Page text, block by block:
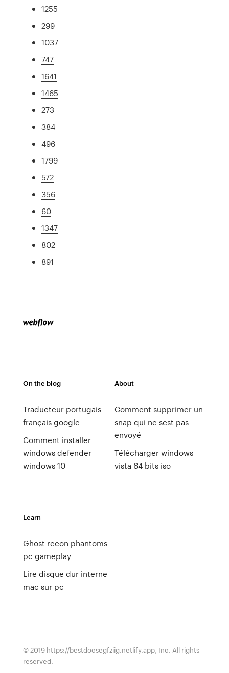
1255
299
1037
747
1641
1465
273
384
496
1799
572
356
60
1347
802
891
On the blog
Traducteur portugais
français google
Comment installer
windows defender
windows 10
About
Comment supprimer un
snap qui ne sest pas
envoyé
Télécharger windows
vista 64 bits iso
Learn
Ghost recon phantoms
pc gameplay
Lire disque dur interne
mac sur pc
© 2019 https://bestdocsegfziig.netlify.app, Inc. All rights
reserved.